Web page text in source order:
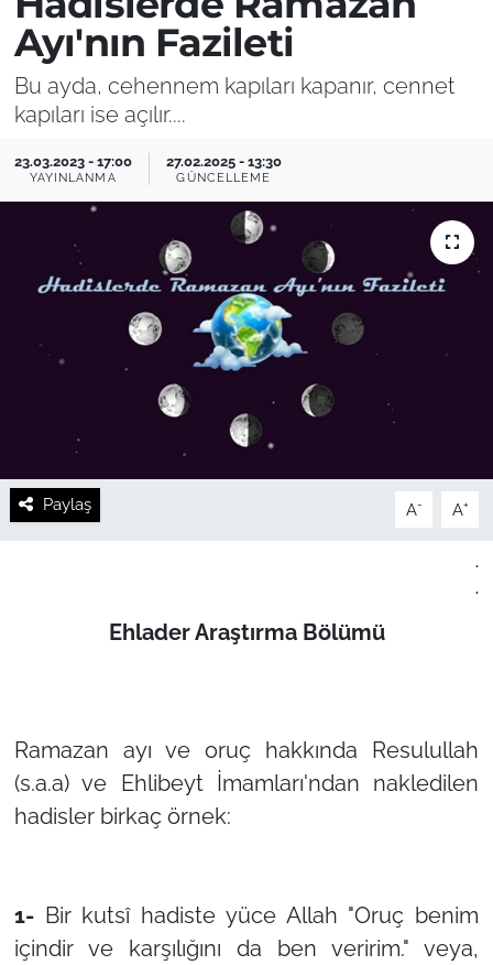
Ayı'nın Fazileti
Bu ayda, cehennem kapıları kapanır, cennet
kapıları ise açılır....
23.03.2023 - 17:00
YAYINLANMA
27.02.2025 - 13:30
GÜNCELLEME
Paylaş A- A+
.
.
Ehlader Araştırma Bölümü
Ramazan ayı ve oruç hakkında Resulullah
(s.a.a) ve Ehlibeyt İmamları'ndan nakledilen
hadisler birkaç örnek:
1- Bir kutsî hadiste yüce Allah "Oruç benim
içindir ve karşılığını da ben veririm." veya,